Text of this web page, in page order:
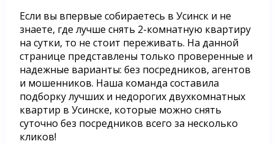
Если вы впервые собираетесь в Усинск и не
знаете, где лучше снять 2-комнатную квартиру
на сутки, то не стоит переживать. На данной
странице представлены только проверенные и
надежные варианты: без посредников, агентов
и мошенников. Наша команда составила
подборку лучших и недорогих двухкомнатных
квартир в Усинске, которые можно снять
суточно без посредников всего за несколько
кликов!